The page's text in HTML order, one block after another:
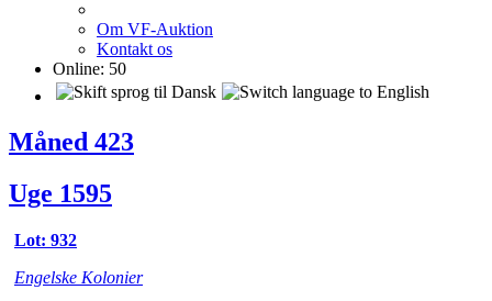
Om VF-Auktion
Kontakt os
Online: 50
Måned 423
Uge 1595
Lot: 932
Engelske Kolonier